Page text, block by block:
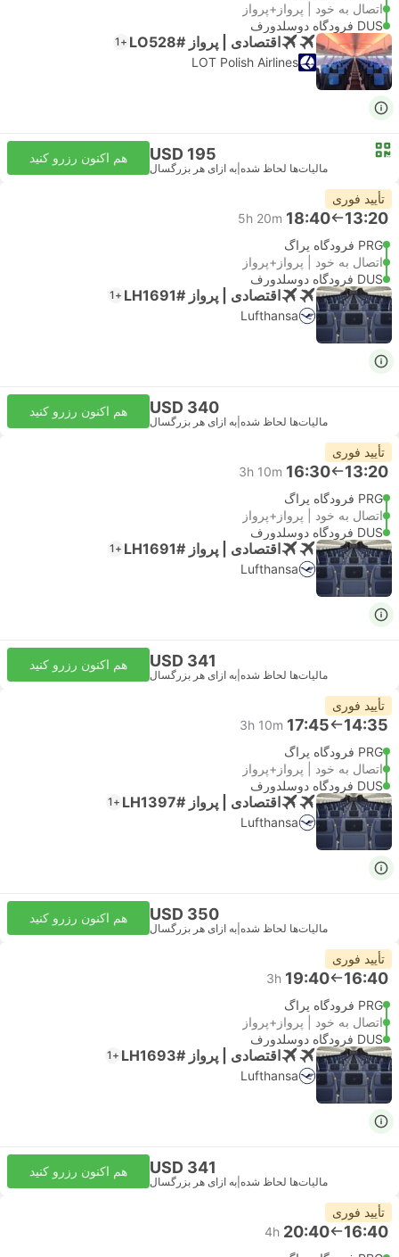
اتصال به خود | پرواز+پرواز
DUS فرودگاه دوسلدورف
اقتصادی | پرواز #LO528 +1
LOT Polish Airlines
USD 195
مالیات‌ها لحاظ شده به ازای هر بزرگسال
هم اکنون رزرو کنید
تأیید فوری
13:20
18:40
5h 20m
PRG فرودگاه پراگ
اتصال به خود | پرواز+پرواز
DUS فرودگاه دوسلدورف
اقتصادی | پرواز #LH1691 +1
Lufthansa
USD 340
مالیات‌ها لحاظ شده به ازای هر بزرگسال
هم اکنون رزرو کنید
تأیید فوری
13:20
16:30
3h 10m
PRG فرودگاه پراگ
اتصال به خود | پرواز+پرواز
DUS فرودگاه دوسلدورف
اقتصادی | پرواز #LH1691 +1
Lufthansa
USD 341
مالیات‌ها لحاظ شده به ازای هر بزرگسال
هم اکنون رزرو کنید
تأیید فوری
14:35
17:45
3h 10m
PRG فرودگاه پراگ
اتصال به خود | پرواز+پرواز
DUS فرودگاه دوسلدورف
اقتصادی | پرواز #LH1397 +1
Lufthansa
USD 350
مالیات‌ها لحاظ شده به ازای هر بزرگسال
هم اکنون رزرو کنید
تأیید فوری
16:40
19:40
3h
PRG فرودگاه پراگ
اتصال به خود | پرواز+پرواز
DUS فرودگاه دوسلدورف
اقتصادی | پرواز #LH1693 +1
Lufthansa
USD 341
مالیات‌ها لحاظ شده به ازای هر بزرگسال
هم اکنون رزرو کنید
تأیید فوری
16:40
20:40
4h